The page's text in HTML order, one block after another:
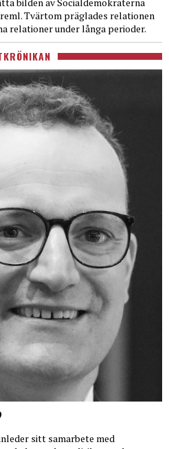
Tvärtom präglades relationen
relationer under långa perioder.
sitt samarbete med